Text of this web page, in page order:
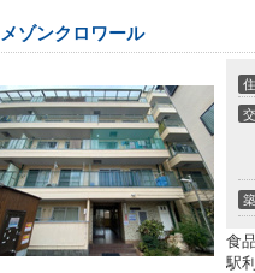
メゾンクロワール
食
駅